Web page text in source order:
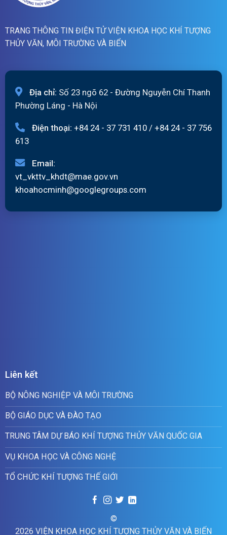
TRANG THÔNG TIN ĐIỆN TỬ VIỆN KHOA HỌC KHÍ TƯỢNG
THỦY VĂN, MÔI TRƯỜNG VÀ BIỂN
Địa chỉ: Số 23 ngõ 62 - Đường Nguyễn Chí Thanh
Phường Láng - Hà Nội
Điện thoại: +84 24 - 37 731 410 / +84 24 - 37 756
613
Email:
vt_vkttv_khdt@mae.gov.vn
khoahocminh@googlegroups.com
Liên kết
BỘ NÔNG NGHIỆP VÀ MÔI TRƯỜNG
BỘ GIÁO DỤC VÀ ĐÀO TẠO
TRUNG TÂM DỰ BÁO KHÍ TƯỢNG THỦY VĂN QUỐC GIA
VỤ KHOA HỌC VÀ CÔNG NGHỆ
TỔ CHỨC KHÍ TƯỢNG THẾ GIỚI
©
2026 VIỆN KHOA HỌC KHÍ TƯỢNG THỦY VĂN VÀ BIẾN